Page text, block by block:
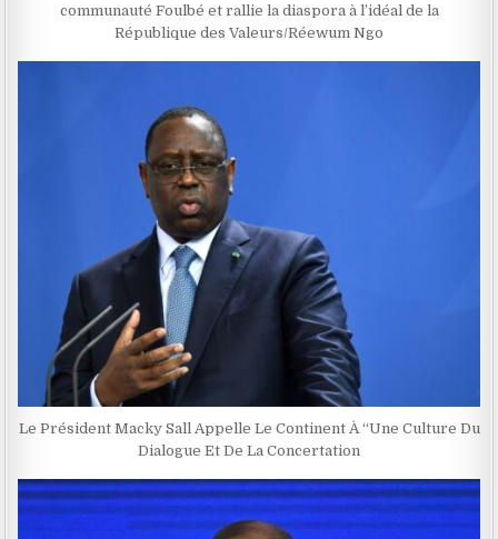
communauté Foulbé et rallie la diaspora à l’idéal de la
République des Valeurs/Réewum Ngo
Le Président Macky Sall Appelle Le Continent À ‘‘Une Culture Du
Dialogue Et De La Concertation